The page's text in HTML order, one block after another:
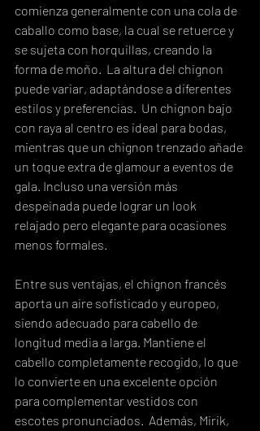
comienza generalmente con una cola de
caballo como base, la cual se retuerce y
se sujeta con horquillas, creando la
forma de moño.  La altura del chignon
puede variar, adaptándose a diferentes
estilos y preferencias.  Un chignon bajo
con raya al centro es ideal para bodas,
mientras que un chignon trenzado añade
un toque extra de glamour a eventos de
gala. Incluso una versión más
despeinada puede lograr un look
relajado pero elegante para ocasiones
menos formales.
Entre sus ventajas, el chignon francés
aporta un aire sofisticado y europeo,
siendo adecuado para cabello de
longitud media a larga. Mantiene el
cabello completamente recogido, lo que
lo convierte en una excelente opción
para complementar vestidos con
escotes pronunciados.  Además, Mirik,